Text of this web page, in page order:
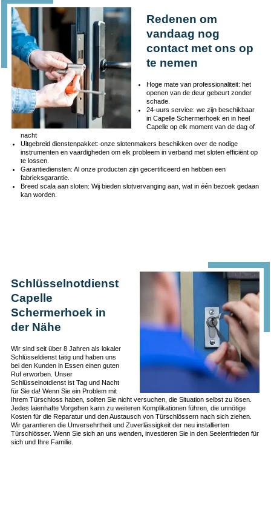
Redenen om
vandaag nog
contact met ons op
te nemen
Hoge mate van professionaliteit: het
openen van de deur gebeurt zonder
schade.
24-uurs service: we zijn beschikbaar
in Capelle Schermerhoek en in heel
Capelle op elk moment van de dag of
nacht
Uitgebreid dienstenpakket: onze slotenmakers beschikken over de nodige
instrumenten en vaardigheden om elk probleem in verband met sloten efficiënt op
te lossen.
Garantiediensten: Al onze producten zijn gecertificeerd en hebben een
fabrieksgarantie.
Breed scala aan sloten: Wij bieden slotvervanging aan, wat in één bezoek gedaan
kan worden.
Schlüsselnotdienst
Capelle
Schermerhoek in
der Nähe
Wir sind seit über 8 Jahren als lokaler
Schlüsseldienst tätig und haben uns
bei den Kunden in Essen einen guten
Ruf erworben. Unser
Schlüsselnotdienst ist Tag und Nacht
für Sie da! Wenn Sie ein Problem mit
Ihrem Türschloss haben, sollten Sie nicht versuchen, die Situation selbst zu lösen.
Jedes laienhafte Vorgehen kann zu weiteren Komplikationen führen, die unnötige
Kosten für die Reparatur und den Austausch von Türschlössern nach sich ziehen.
Wir garantieren die Unversehrtheit und Zuverlässigkeit der neu installierten
Türschlösser. Wenn Sie sich an uns wenden, investieren Sie in den Seelenfrieden für
sich und Ihre Familie.